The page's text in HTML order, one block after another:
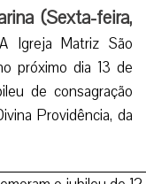
(Sexta-feira,
A Igreja Matriz São
próximo dia 13 de
de consagração
Providência, da